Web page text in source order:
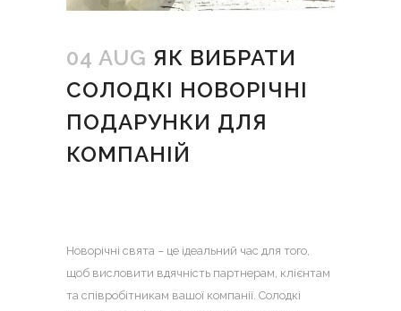
04 AUG ЯК ВИБРАТИ
СОЛОДКІ НОВОРІЧНІ
ПОДАРУНКИ ДЛЯ
КОМПАНІЙ
Новорічні свята – це ідеальний час для того,
щоб висловити вдячність партнерам, клієнтам
та співробітникам вашої компанії. Солодкі